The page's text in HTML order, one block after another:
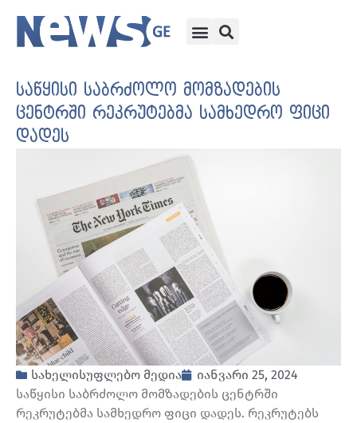
საწყისი საბრძოლო მომზადების
ცენტრში რეკრუტებმა სამხედრო ფიცი
დადეს
სახელისუფლებო მედია
იანვარი 25, 2024
საწყისი საბრძოლო მომზადების ცენტრში
რეკრუტებმა სამხედრო ფიცი დადეს. რეკრუტებს